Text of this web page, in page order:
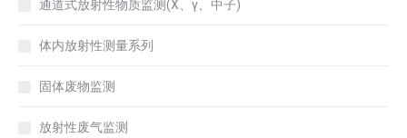
通道式放射性物质监测(X、γ、中子)
体内放射性测量系列
固体废物监测
放射性废气监测